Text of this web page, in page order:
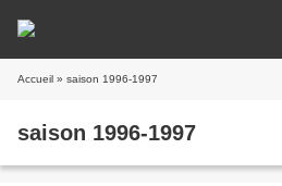
Accueil » saison 1996-1997
saison 1996-1997